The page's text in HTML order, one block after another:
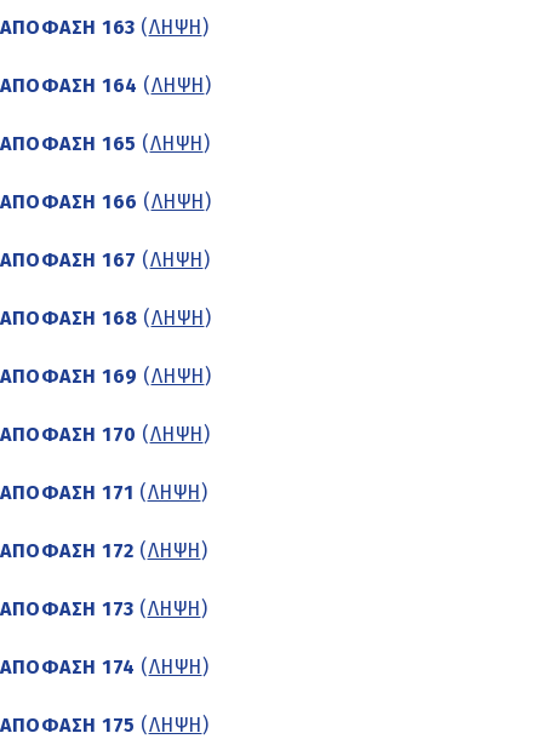
ΑΠΟΦΑΣΗ 163 (ΛΗΨΗ )
ΑΠΟΦΑΣΗ 164 (ΛΗΨΗ )
ΑΠΟΦΑΣΗ 165 (ΛΗΨΗ )
ΑΠΟΦΑΣΗ 166 (ΛΗΨΗ )
ΑΠΟΦΑΣΗ 167 (ΛΗΨΗ )
ΑΠΟΦΑΣΗ 168 (ΛΗΨΗ )
ΑΠΟΦΑΣΗ 169 (ΛΗΨΗ )
ΑΠΟΦΑΣΗ 170 (ΛΗΨΗ )
ΑΠΟΦΑΣΗ 171 (ΛΗΨΗ )
ΑΠΟΦΑΣΗ 172 (ΛΗΨΗ )
ΑΠΟΦΑΣΗ 173 (ΛΗΨΗ )
ΑΠΟΦΑΣΗ 174 (ΛΗΨΗ )
ΑΠΟΦΑΣΗ 175 (ΛΗΨΗ )